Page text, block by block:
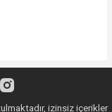
izinsiz içerikler